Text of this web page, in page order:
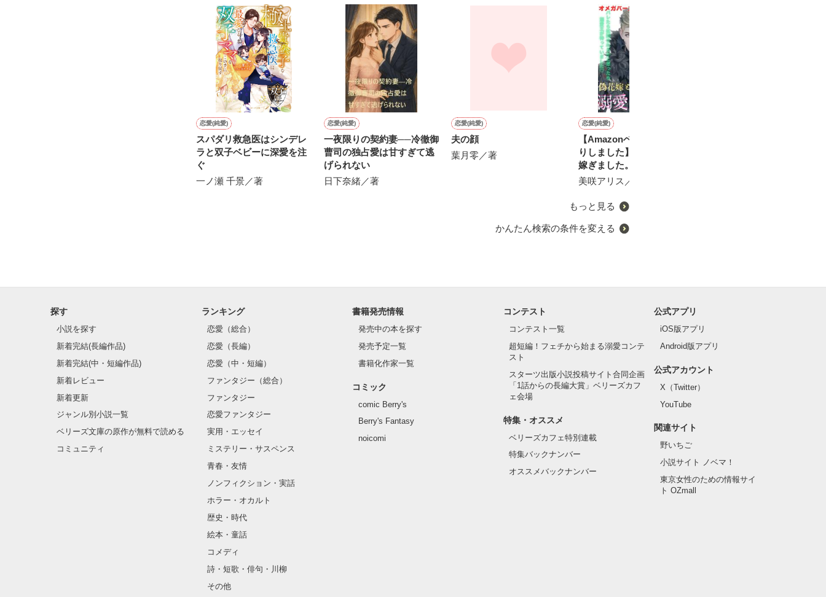
もがいたふりをしていた
知っていく度に
恋愛(純愛)
スパダリ救急医はシンデレ
ラと双子ベビーに深愛を注
ぐ
一ノ瀬 千景／著
恋愛(純愛)
一夜限りの契約妻──冷徹御
曹司の独占愛は甘すぎて逃
げられない
日下奈緒／著
恋愛(純愛)
夫の顔
葉月零／著
恋愛(純愛)
【Amazonベストセラー入
りしました】偽花嫁として
嫁ぎました。バレたら処刑
されるとハラハラしていた
るんですが？
美咲アリス／著
もっと見る
かんたん検索の条件を変える
探す
小説を探す
新着完結(長編作品)
新着完結(中・短編作品)
新着レビュー
新着更新
ジャンル別小説一覧
ベリーズ文庫の原作が無料で読める
コミュニティ
ランキング
恋愛（総合）
恋愛（長編）
恋愛（中・短編）
ファンタジー（総合）
ファンタジー
恋愛ファンタジー
実用・エッセイ
ミステリー・サスペンス
青春・友情
ノンフィクション・実話
ホラー・オカルト
歴史・時代
絵本・童話
コメディ
詩・短歌・俳句・川柳
その他
書籍発売情報
発売中の本を探す
発売予定一覧
書籍化作家一覧
コミック
comic Berry's
Berry's Fantasy
noicomi
コンテスト
コンテスト一覧
超短編！フェチから始まる溺愛コンテ
スト
スターツ出版小説投稿サイト合同企画
「1話からの長編大賞」ベリーズカフ
ェ会場
特集・オススメ
ベリーズカフェ特別連載
特集バックナンバー
オススメバックナンバー
公式アプリ
iOS版アプリ
Android版アプリ
公式アカウント
X（Twitter）
YouTube
関連サイト
野いちご
小説サイト ノベマ！
東京女性のための情報サイ
ト OZmall